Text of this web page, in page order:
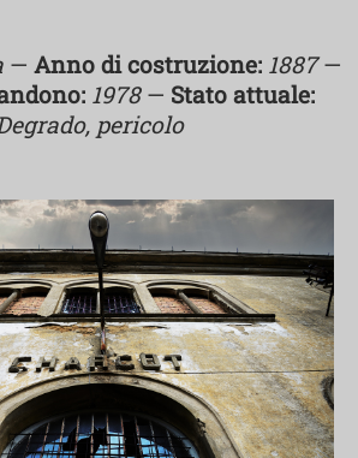
— Anno di costruzione: 1887—
1978— Stato attuale:
pericolo